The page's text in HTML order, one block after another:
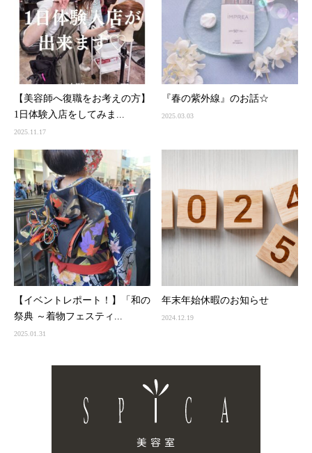
【美容師へ復職をお考えの方】
1日体験入店をしてみま...
2025.11.17
『春の紫外線』のお話☆
2025.03.03
【イベントレポート！】「和の
祭典 ～着物フェスティ...
2025.01.31
年末年始休暇のお知らせ
2024.12.19